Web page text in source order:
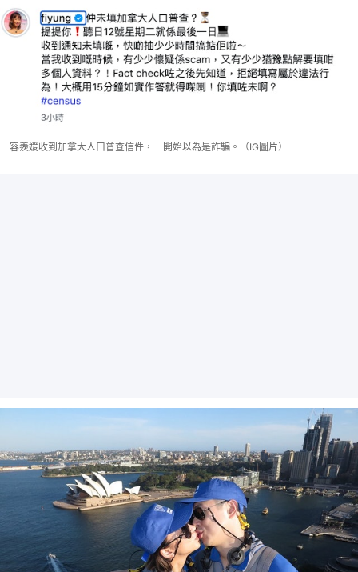
容羨媛收到加拿大人口普查信件，一開始以為是詐騙。（IG圖片）